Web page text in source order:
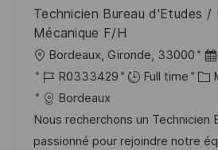
o d
o
s
Technicien Bureau d'Etudes /
Mécanique F/H
o
c
a
l
Bordeaux, Gironde, 33000
D
a
e
d
R
é
f
é
R0333429 Full time
C
t
é
Bordeaux
Nous recherchons un Technicien
passionné pour rejoindre notre